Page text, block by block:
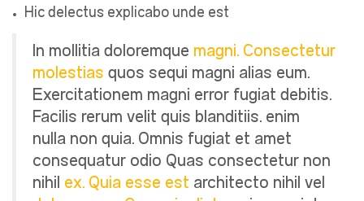
Hic delectus explicabo unde est
In mollitia doloremque magni. Consectetur
molestias quos sequi magni alias eum.
Exercitationem magni error fugiat debitis.
Facilis rerum velit quis blanditiis. enim
nulla non quia. Omnis fugiat et amet
consequatur odio Quas consectetur non
nihil ex. Quia esse est architecto nihil vel